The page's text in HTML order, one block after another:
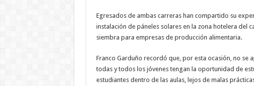
Egresados de ambas carreras han compartido su
instalación de páneles solares en la zona hotelera del
siembra para empresas de producción alimentaria.
Franco Garduño recordó que, por esta ocasión, no se
todas y todos los jóvenes tengan la oportunidad de
estudiantes dentro de las aulas, lejos de malas